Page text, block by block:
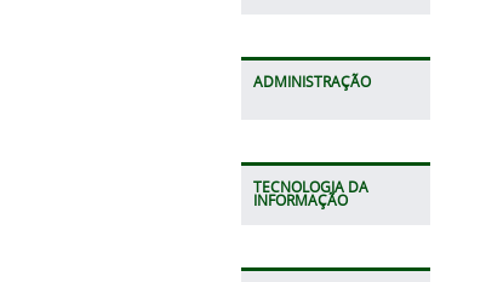
ADMINISTRAÇÃO
TECNOLOGIA DA
INFORMAÇÃO